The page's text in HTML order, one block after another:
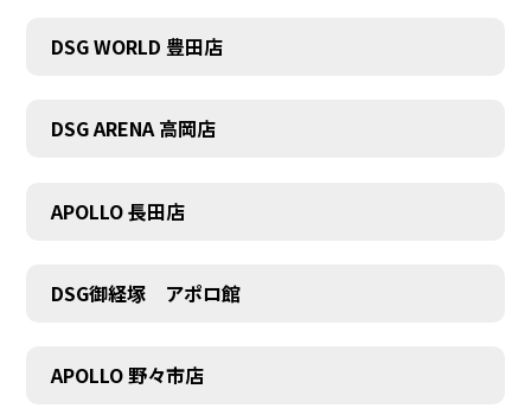
DSG WORLD 豊田店
DSG ARENA 高岡店
APOLLO 長田店
DSG御経塚 アポロ館
APOLLO 野々市店